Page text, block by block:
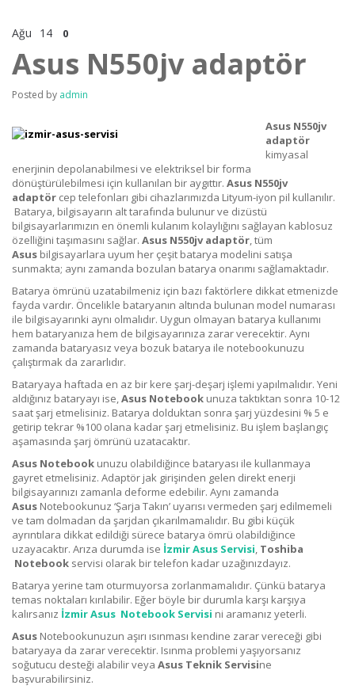
Ağu 14 0
Asus N550jv adaptör
Posted by admin
Asus N550jv
adaptör
kimyasal
enerjinin depolanabilmesi ve elektriksel bir forma
dönüştürülebilmesi için kullanılan bir aygıttır. Asus N550jv
adaptör cep telefonları gibi cihazlarımızda Lityum-iyon pil kullanılır.
Batarya, bilgisayarın alt tarafında bulunur ve dizüstü
bilgisayarlarımızın en önemli kulanım kolaylığını sağlayan kablosuz
özelliğini taşımasını sağlar. Asus N550jv adaptör, tüm
Asus bilgisayarlara uyum her çeşit batarya modelini satışa
sunmakta; aynı zamanda bozulan batarya onarımı sağlamaktadır.
Batarya ömrünü uzatabilmeniz için bazı faktörlere dikkat etmenizde
fayda vardır. Öncelikle bataryanın altında bulunan model numarası
ile bilgisayarınki aynı olmalıdır. Uygun olmayan batarya kullanımı
hem bataryanıza hem de bilgisayarınıza zarar verecektir. Aynı
zamanda bataryasız veya bozuk batarya ile notebookunuzu
çalıştırmak da zararlıdır.
Bataryaya haftada en az bir kere şarj-deşarj işlemi yapılmalıdır. Yeni
aldığınız bataryayı ise,Asus Notebook unuza taktıktan sonra 10-12
saat şarj etmelisiniz. Batarya dolduktan sonra şarj yüzdesini % 5 e
getirip tekrar %100 olana kadar şarj etmelisiniz. Bu işlem başlangıç
aşamasında şarj ömrünü uzatacaktır.
Asus Notebook unuzu olabildiğince bataryası ile kullanmaya
gayret etmelisiniz. Adaptör jak girişinden gelen direkt enerji
bilgisayarınızı zamanla deforme edebilir. Aynı zamanda
Asus Notebookunuz ‘Şarja Takın’ uyarısı vermeden şarj edilmemeli
ve tam dolmadan da şarjdan çıkarılmamalıdır. Bu gibi küçük
ayrıntılara dikkat edildiği sürece batarya ömrü olabildiğince
uzayacaktır. Arıza durumda ise İzmir Asus Servisi, Toshiba
Notebook servisi olarak bir telefon kadar uzağınızdayız.
Batarya yerine tam oturmuyorsa zorlanmamalıdır. Çünkü batarya
temas noktaları kırılabilir. Eğer böyle bir durumla karşı karşıya
kalırsanız İzmir Asus Notebook Servisi ni aramanız yeterli.
Asus Notebookunuzun aşırı ısınması kendine zarar vereceği gibi
bataryaya da zarar verecektir. Isınma problemi yaşıyorsanız
soğutucu desteği alabilir veya Asus Teknik Servisine
başvurabilirsiniz.